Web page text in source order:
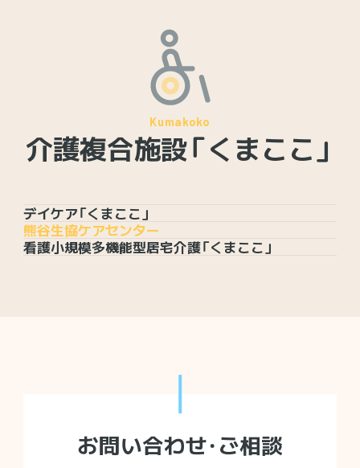
介護複合施設「くまここ」
デイケア「くまここ」
熊谷生協ケアセンター
看護小規模多機能型居宅介護「くまここ」
お問い合わせ・ご相談